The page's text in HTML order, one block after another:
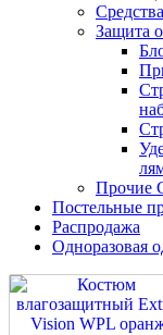
Защита
Прочие
Постельные
Распродажа
Одноразовая